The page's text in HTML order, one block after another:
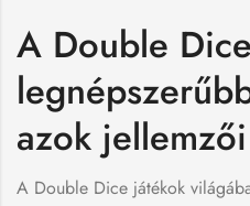
A Double
azok jellemzői
A Double Dice játékok